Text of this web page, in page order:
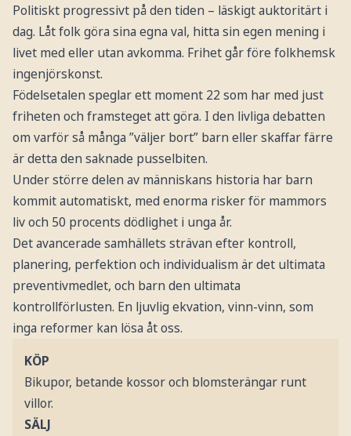
Politiskt progressivt på den tiden – läskigt auktoritärt i
dag. Låt folk göra sina egna val, hitta sin egen mening i
livet med eller utan avkomma. Frihet går före folkhemsk
ingenjörskonst.
Födelsetalen speglar ett moment 22 som har med just
friheten och framsteget att göra. I den livliga debatten
om varför så många ”väljer bort” barn eller skaffar färre
är detta den saknade pusselbiten.
Under större delen av människans historia har barn
kommit automatiskt, med enorma risker för mammors
liv och 50 procents dödlighet i unga år.
Det avancerade samhällets strävan efter kontroll,
planering, perfektion och individualism är det ultimata
preventivmedlet, och barn den ultimata
kontrollförlusten. En ljuvlig ekvation, vinn-vinn, som
inga reformer kan lösa åt oss.
KÖP
Bikupor, betande kossor och blomsterängar runt
villor.
SÄLJ